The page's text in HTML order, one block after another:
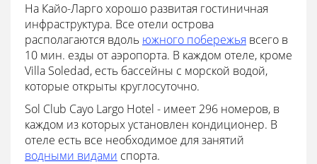
На Кайо-Ларго хорошо развитая гостиничная
инфраструктура. Все отели острова
располагаются вдоль южного побережья всего в
10 мин. езды от аэропорта. В каждом отеле, кроме
Villa Soledad, есть бассейны с морской водой,
которые открыты круглосуточно.
Sol Club Cayo Largo Hotel - имеет 296 номеров, в
каждом из которых установлен кондиционер. В
отеле есть все необходимое для занятий
водными видами спорта.